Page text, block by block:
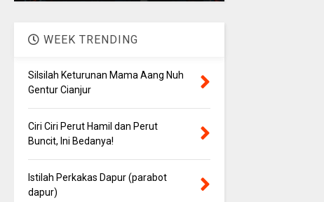
WEEK TRENDING
Silsilah Keturunan Mama Aang Nuh
Gentur Cianjur
Ciri Ciri Perut Hamil dan Perut
Buncit, Ini Bedanya!
Istilah Perkakas Dapur (parabot
dapur)